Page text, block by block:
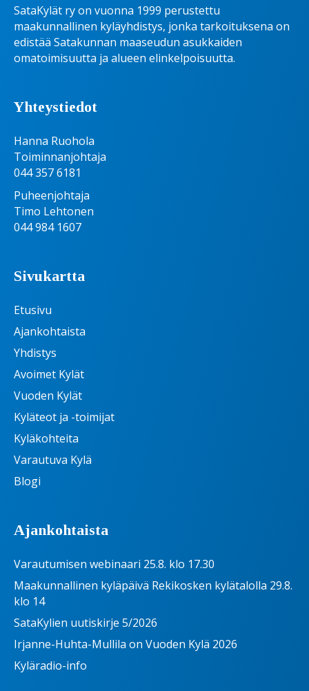
SataKylät ry on vuonna 1999 perustettu
maakunnallinen kyläyhdistys, jonka tarkoituksena on
edistää Satakunnan maaseudun asukkaiden
omatoimisuutta ja alueen elinkelpoisuutta.
Yhteystiedot
Hanna Ruohola
Toiminnanjohtaja
044 357 6181
Puheenjohtaja
Timo Lehtonen
044 984 1607
Sivukartta
Etusivu
Ajankohtaista
Yhdistys
Avoimet Kylät
Vuoden Kylät
Kyläteot ja -toimijat
Kyläkohteita
Varautuva Kylä
Blogi
Ajankohtaista
Varautumisen webinaari 25.8. klo 17.30
Maakunnallinen kyläpäivä Rekikosken kylätalolla 29.8.
klo 14
SataKylien uutiskirje 5/2026
Irjanne-Huhta-Mullila on Vuoden Kylä 2026
Kyläradio-info